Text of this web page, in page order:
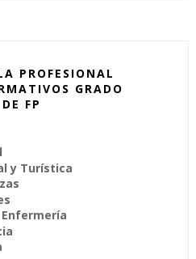
PROFESIONAL
GRADO
FP
y Turística